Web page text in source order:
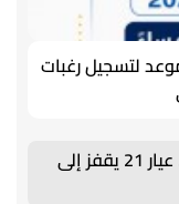
لتسجيل رغبات
ارتفاع قوي في أسعار الذهب بمصر.. عيار 21 يقفز إلى